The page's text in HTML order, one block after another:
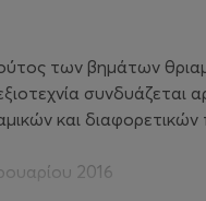
των βημάτων
συνδυάζεται
και
2016